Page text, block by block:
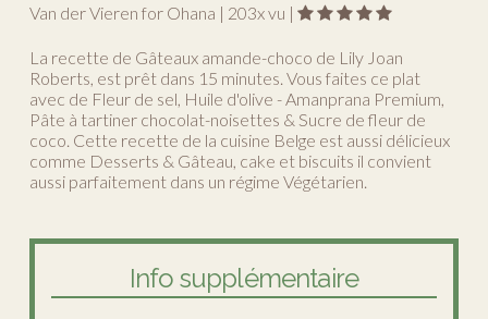
Van der Vieren for Ohana | 203x vu |
La recette de Gâteaux amande-choco de Lily Joan
Roberts, est prêt dans 15 minutes. Vous faites ce plat
avec de Fleur de sel, Huile d'olive - Amanprana Premium,
Pâte à tartiner chocolat-noisettes & Sucre de fleur de
coco. Cette recette de la cuisine Belge est aussi délicieux
comme Desserts & Gâteau, cake et biscuits il convient
aussi parfaitement dans un régime Végétarien.
Info supplémentaire